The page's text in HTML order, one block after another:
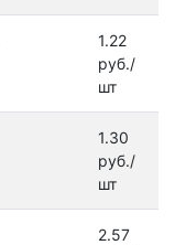
1.22
руб./
шт
1.30
руб./
шт
2.57